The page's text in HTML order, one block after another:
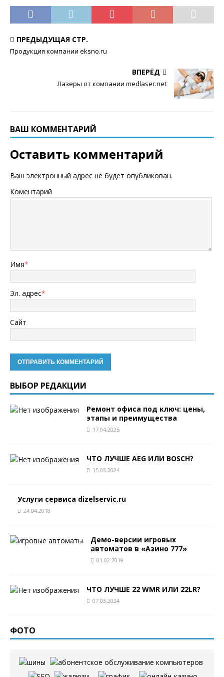
ПРЕДЫДУЩАЯ СТР.
Продукция компании eksno.ru
ВПЕРЁД
Лазеры от компании medlaser.net
ВАШ КОММЕНТАРИЙ
Оставить комментарий
Ваш электронный адрес не будет опубликован.
Коментарий
Имя*
Эл. адрес*
Сайт
ВЫБОР РЕДАКЦИИ
Ремонт офиса под ключ: цены,
этапы и преимущества
17.04.2025
ЧТО ЛУЧШЕ AEG ИЛИ BOSCH?
15.03.2024
Услуги сервиса dizelservic.ru
24.04.2018
Демо-версии игровых
автоматов в «Азино 777»
01.02.2019
ЧТО ЛУЧШЕ 22 WMR ИЛИ 22LR?
07.03.2024
ФОТО